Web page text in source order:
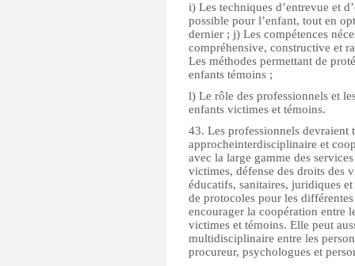
i) Les techniques d’entrevue et
possible pour l’enfant, tout en
dernier ; j) Les compétences
compréhensive, constructive et
Les méthodes permettant de
enfants témoins ;
l) Le rôle des professionnels et
enfants victimes et témoins.
43. Les professionnels devraient
approcheinterdisciplinaire et
avec la large gamme des
victimes, défense des droits des
éducatifs, sanitaires, juridiques
de protocoles pour les
encourager la coopération entre
victimes et témoins. Elle peut
multidisciplinaire entre les
procureur, psychologues et